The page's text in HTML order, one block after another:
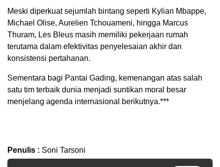
Meski diperkuat sejumlah bintang seperti Kylian Mbappe,
Michael Olise, Aurelien Tchouameni, hingga Marcus
Thuram, Les Bleus masih memiliki pekerjaan rumah
terutama dalam efektivitas penyelesaian akhir dan
konsistensi pertahanan.
Sementara bagi Pantai Gading, kemenangan atas salah
satu tim terbaik dunia menjadi suntikan moral besar
menjelang agenda internasional berikutnya.***
Penulis : Soni Tarsoni